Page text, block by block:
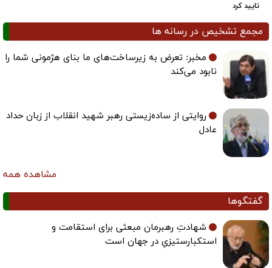
تایید کرد
مجمع تشخیص در رسانه ها
مخبر: تعرض به زیرساخت‌های ما بنای هژمونی شما را
نابود می‌کند
روایتی از ساده‌زیستی رهبر شهید انقلاب از زبان حداد
عادل
مشاهده همه
گفتگوها
شهادتِ رهبرمان مبعثی برای استقامت و
استکبارستیزیِ در جهان است